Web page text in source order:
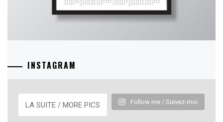
INSTAGRAM
LA SUITE / MORE PICS Follow me / Suivez-moi